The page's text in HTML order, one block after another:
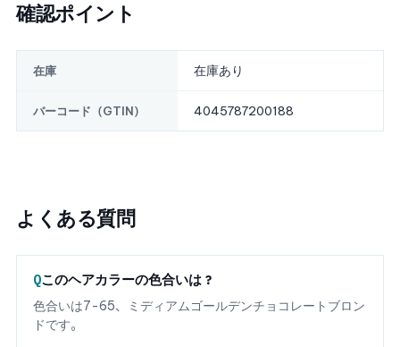
確認ポイント
在庫 在庫あり
バーコード（GTIN） 4045787200188
よくある質問
このヘアカラーの色合いは？
色合いは7-65、ミディアムゴールデンチョコレートブロン
ドです。